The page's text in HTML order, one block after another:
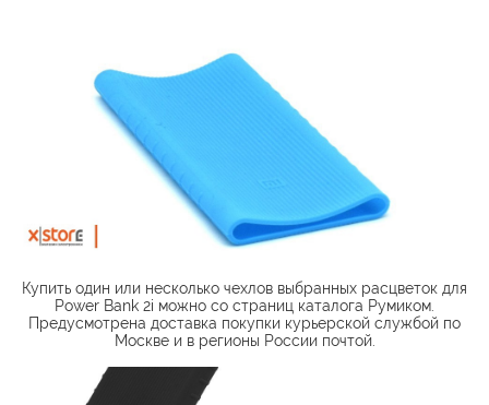
Купить один или несколько чехлов выбранных расцветок для
Power Bank 2i можно со страниц каталога Румиком.
Предусмотрена доставка покупки курьерской службой по
Москве и в регионы России почтой.